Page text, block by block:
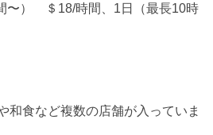
〜） ＄18/時間、1日（最長10時
和食など複数の店舗が入っていま